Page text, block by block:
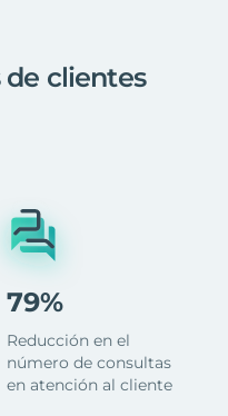
de clientes
79%
Reducción en el
número de consultas
en atención al cliente